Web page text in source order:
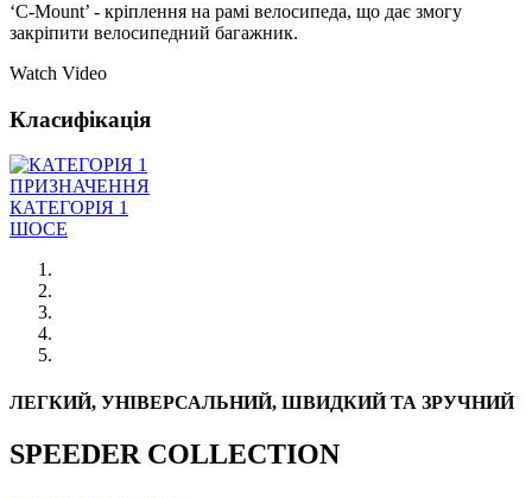
‘C-Mount’ - кріплення на рамі велосипеда, що дає змогу
закріпити велосипедний багажник.
Watch Video
Класифікація
ПРИЗНАЧЕННЯ
КАТЕГОРІЯ 1
ШОСЕ
ЛЕГКИЙ, УНІВЕРСАЛЬНИЙ, ШВИДКИЙ ТА ЗРУЧНИЙ
SPEEDER COLLECTION